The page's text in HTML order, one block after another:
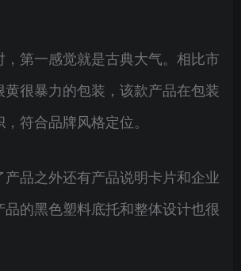
，第一感觉就是古典大气。相比市
很暴力的包装，该款产品在包装
符合品牌风格定位。
品之外还有产品说明卡片和企业
的黑色塑料底托和整体设计也很